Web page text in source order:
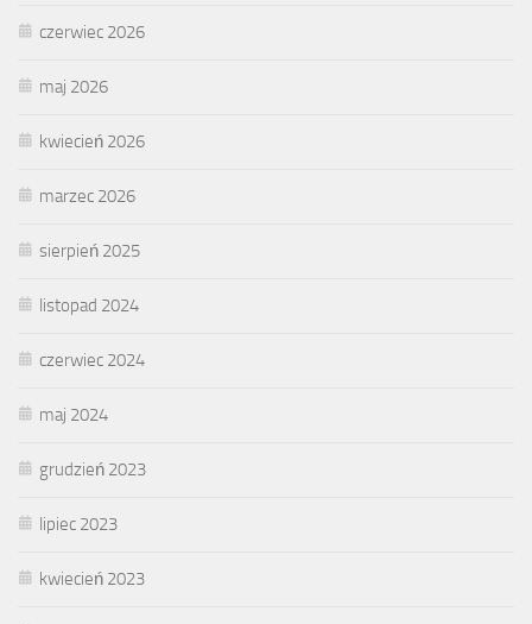
czerwiec 2026
maj 2026
kwiecień 2026
marzec 2026
sierpień 2025
listopad 2024
czerwiec 2024
maj 2024
grudzień 2023
lipiec 2023
kwiecień 2023